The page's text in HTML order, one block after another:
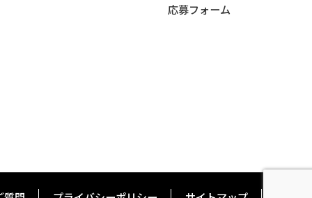
応募フォーム